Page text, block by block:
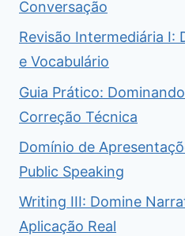
Conversação
Revisão Intermediária I:
e Vocabulário
Guia Prático:
Correção Técnica
Domínio de
Public Speaking
Writing III: Domine
Aplicação Real